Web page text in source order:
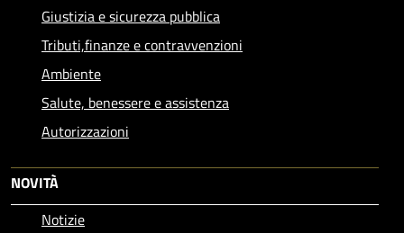
Giustizia e sicurezza pubblica
Tributi,finanze e contravvenzioni
Ambiente
Salute, benessere e assistenza
Autorizzazioni
NOVITÀ
Notizie